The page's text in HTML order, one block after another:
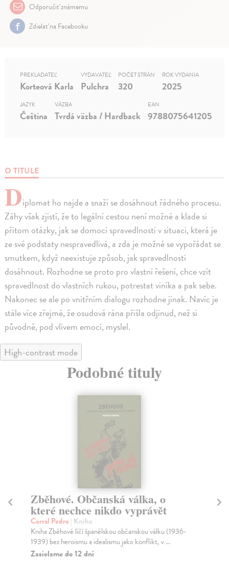
Odporučiť známemu
Zdielať na Facebooku
O TITULE
Diplomat ho najde a snaží se dosáhnout řádného procesu.
Záhy však zjistí, že to legální cestou není možné a klade si
přitom otázky, jak se domoci spravedlnosti v situaci, která je
ze své podstaty nespravedlivá, a zda je možné se vypořádat se
smutkem, když neexistuje způsob, jak spravedlnosti
dosáhnout. Rozhodne se proto pro vlastní řešení, chce vzít
spravedlnost do vlastních rukou, potrestat viníka a pak sebe.
Nakonec se ale po vnitřním dialogu rozhodne jinak. Navíc je
stále více zřejmé, že osudová rána přišla odjinud, než si
původně, pod vlivem emocí, myslel.
PREKLADATEĽ
Korteová Karla
VYDAVATEĽ
Pulchra
POČET STRÁN
320
ROK VYDANIA
2025
JAZYK
Čeština
VÄZBA
Tvrdá väzba / Hardback
EAN
9788075641205
High-contrast mode
Podobné tituly
Zběhové. Občanská válka, o
které nechce nikdo vyprávět
Corral Pedro| Kniha
Kniha Zběhové líčí španělskou občanskou válku (1936-
1939) bez heroismu a idealismu jako konflikt, v ...
Zasielame do 12 dní